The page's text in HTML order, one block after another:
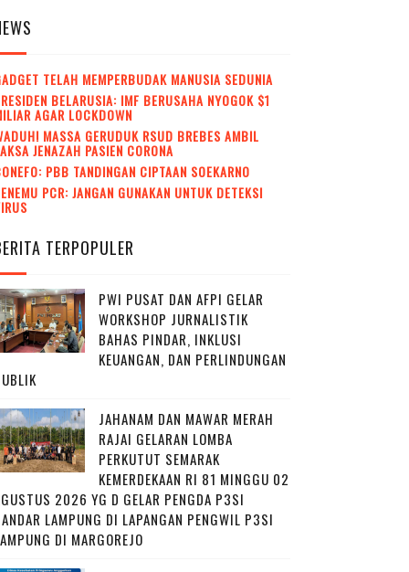
TELAH MEMPERBUDAK MANUSIA SEDUNIA
BELARUSIA: IMF BERUSAHA NYOGOK $1
AGAR LOCKDOWN
MASSA GERUDUK RSUD BREBES AMBIL
JENAZAH PASIEN CORONA
PBB TANDINGAN CIPTAAN SOEKARNO
PCR: JANGAN GUNAKAN UNTUK DETEKSI
TERPOPULER
PWI PUSAT DAN AFPI GELAR
WORKSHOP JURNALISTIK
BAHAS PINDAR, INKLUSI
KEUANGAN, DAN PERLINDUNGAN
JAHANAM DAN MAWAR MERAH
RAJAI GELARAN LOMBA
PERKUTUT SEMARAK
KEMERDEKAAN RI 81 MINGGU 02
2026 YG D GELAR PENGDA P3SI
LAMPUNG DI LAPANGAN PENGWIL P3SI
DI MARGOREJO